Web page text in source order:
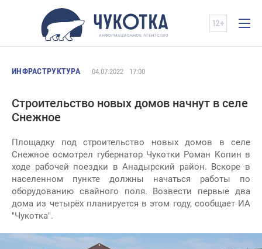
ИНФРАСТРУКТУРА 04.07.2022 17:00
Строительство новых домов начнут в селе
Снежное
Площадку под строительство новых домов в селе
Снежное осмотрел губернатор Чукотки Роман Копин в
ходе рабочей поездки в Анадырский район. Вскоре в
населенном пункте должны начаться работы по
оборудованию свайного поля. Возвести первые два
дома из четырёх планируется в этом году, сообщает ИА
"Чукотка".